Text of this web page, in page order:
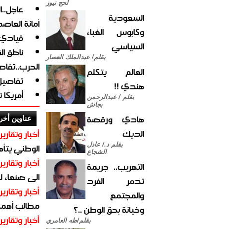
لحج نيوز
السعودية
وكابوس الغباء
السياسي
بقلم/ عبدالملك العصار
العالم يتكلم
هندي !!
بقلم / عبدالرحمن
بجاش
هادي ورقصة
الديك
بقلم د./ عادل
الشجاع
التهريب.. جريمة
تدمر الفرد
والمجتمع
وخيانة بحق الوطن ..؟
بقلم/طه العامري
أمانة
ناطق
عناوين
أخبار
الوطني
أخبار
الى صنعاء
أخبار
مطالب
أخبار